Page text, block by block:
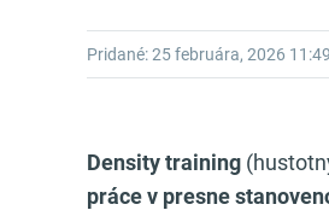
Pridané:25 februára, 2026
Density training
práce v presne